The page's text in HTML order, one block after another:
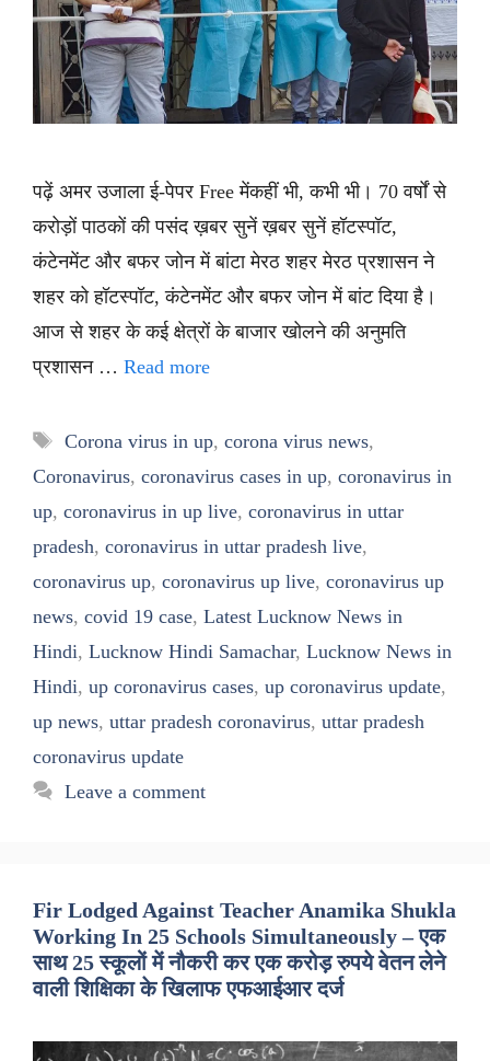
पढ़ें अमर उजाला ई-पेपर Free मेंकहीं भी, कभी भी। 70 वर्षों से
करोड़ों पाठकों की पसंद ख़बर सुनें ख़बर सुनें हॉटस्पॉट,
कंटेनमेंट और बफर जोन में बांटा मेरठ शहर मेरठ प्रशासन ने
शहर को हॉटस्पॉट, कंटेनमेंट और बफर जोन में बांट दिया है।
आज से शहर के कई क्षेत्रों के बाजार खोलने की अनुमति
प्रशासन … Read more
Tags
Corona virus in up, corona virus news,
Coronavirus, coronavirus cases in up, coronavirus in
up, coronavirus in up live, coronavirus in uttar
pradesh, coronavirus in uttar pradesh live,
coronavirus up, coronavirus up live, coronavirus up
news, covid 19 case, Latest Lucknow News in
Hindi, Lucknow Hindi Samachar, Lucknow News in
Hindi, up coronavirus cases, up coronavirus update,
up news, uttar pradesh coronavirus, uttar pradesh
coronavirus update
Leave a comment
Fir Lodged Against Teacher Anamika Shukla
Working In 25 Schools Simultaneously – एक
साथ 25 स्कूलों में नौकरी कर एक करोड़ रुपये वेतन लेने
वाली शिक्षिका के खिलाफ एफआईआर दर्ज